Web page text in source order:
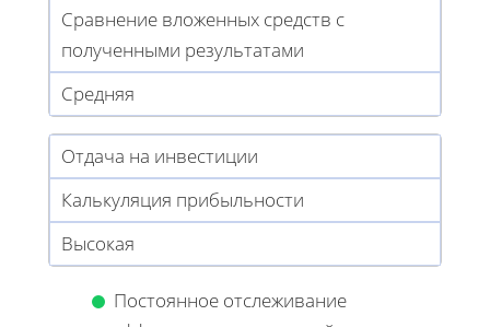
Сравнение вложенных средств с
полученными результатами
Средняя
Отдача на инвестиции
Калькуляция прибыльности
Высокая
Постоянное отслеживание